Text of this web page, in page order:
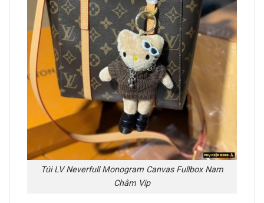
Túi LV Neverfull Monogram Canvas Fullbox Nam
Châm Vip